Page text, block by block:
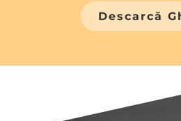
Descarcă